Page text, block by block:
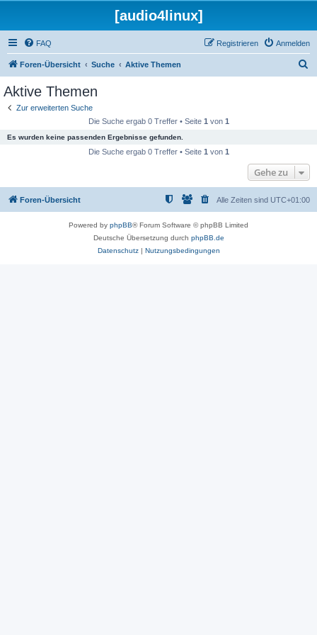
[audio4linux]
FAQ Anmelden
Registrieren
Foren-Übersicht Suche Aktive Themen
Aktive Themen
Zur erweiterten Suche
Die Suche ergab 0 Treffer • Seite 1 von 1
Es wurden keine passenden Ergebnisse gefunden.
Die Suche ergab 0 Treffer • Seite 1 von 1
Gehe zu
Foren-Übersicht Alle Zeiten sind UTC+01:00
Powered by phpBB® Forum Software © phpBB Limited
Deutsche Übersetzung durch phpBB.de
Datenschutz| Nutzungsbedingungen